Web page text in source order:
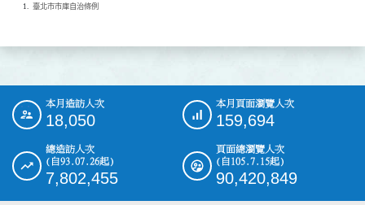
臺北市市庫自治條例
::: 本月造訪人次
18,050
本月頁面瀏覽人次
159,694
總造訪人次
(自93.07.26起)
7,802,455
頁面總瀏覽人次
(自105.7.15起)
90,420,849